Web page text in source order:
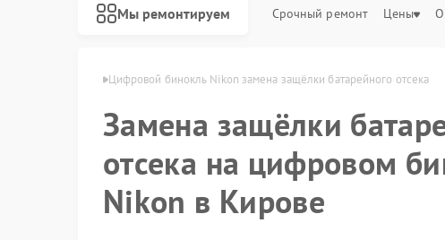
Мы ремонтируем Срочный ремонт Цены О
Цифровой бинокль Nikon замена защёлки батарейного отсека
Замена защёлки
отсека на цифровом
Nikon в Кирове